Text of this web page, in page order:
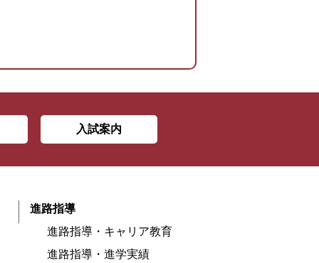
入試案内
進路指導
進路指導・キャリア教育
進路指導・進学実績